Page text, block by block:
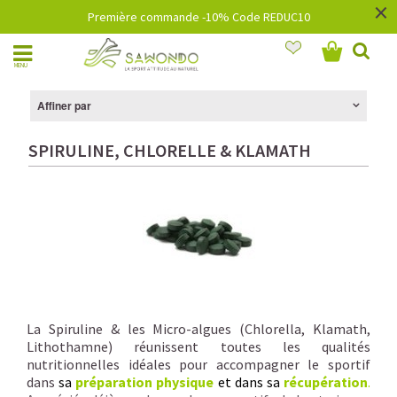
Première commande -10% Code REDUC10 ×
MENU
Affiner par
SPIRULINE, CHLORELLE & KLAMATH
La Spiruline & les Micro-algues (Chlorella, Klamath,
Lithothamne) réunissent toutes les qualités
nutritionnelles idéales pour accompagner le sportif
dans sa préparation physique et dans sa récupération.